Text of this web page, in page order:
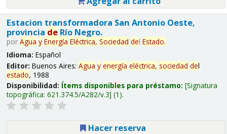
Estacion transformadora San Antonio Oeste,
provincia deRío Negro.
por Agua y Energía Eléctrica, Sociedad del Estado.
Idioma: Español
Editor: Buenos Aires: Agua y energía eléctrica, sociedad del
estado, 1988
Disponibilidad: Ítems disponibles para préstamo: Signatura
topográfica: 621.374.5/A282/v.3 (1).
Hacer reserva